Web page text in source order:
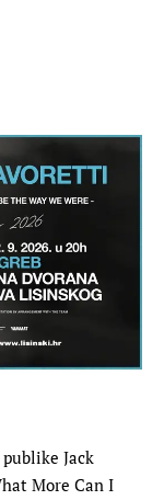
Jack
More Can I